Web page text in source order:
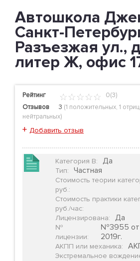
Автошкола
Санкт-
Разъезжая ул.,
литер Ж, офис
Рейтинг
0(3)
Отзывов
3 (1 положительных, 1
нейтральных)
+ Добавить отзыв
Категория B: Да
Тип: Частная
Стоимость теории
руб.:
Стоимость практики
руб./час:
Лицензирована: Да
№
лицензии:
№3955 от
2019г.
АКПП или механика:
Экстремальное